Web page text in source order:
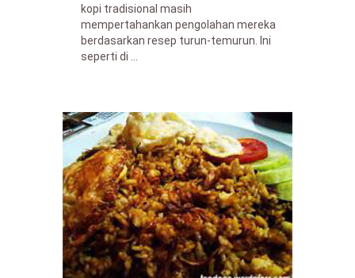
kopi tradisional masih
mempertahankan pengolahan mereka
berdasarkan resep turun-temurun. Ini
seperti di ...